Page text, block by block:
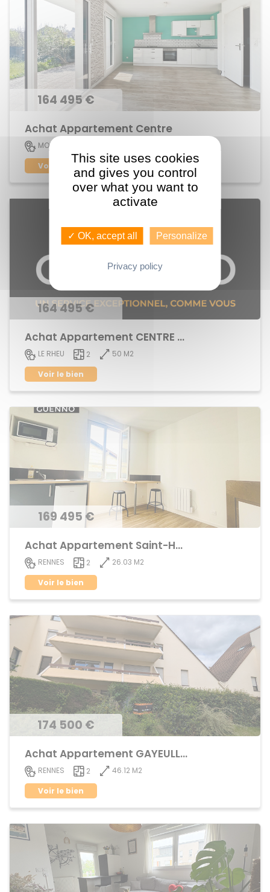
164 495 €
Achat Appartement Centre
MORDELLES
Voir le bien
164 495 €
Achat Appartement CENTRE BOURG
LE RHEU 2
50 M2
Voir le bien
169 495 €
Achat Appartement Saint-Helier
RENNES 2
26.03 M2
Voir le bien
174 500 €
Achat Appartement GAYEULLES
RENNES 2
46.12 M2
Voir le bien
This site uses cookies
and gives you control
over what you want to
activate
✓ OK, accept all Personalize
Privacy policy